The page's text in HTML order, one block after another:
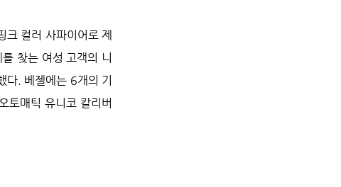
컬러 사파이어로 제
찾는 여성 고객의 니
. 베젤에는 6개의 기
토매틱 유니코 칼리버